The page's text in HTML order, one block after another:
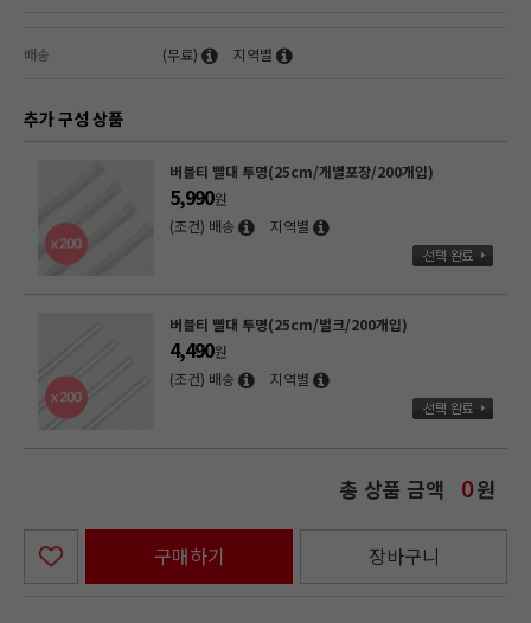
배송 (무료) 지역별
추가 구성 상품
버블티 빨대 투명(25cm/개별포장/200개입)
5,990원
(조건) 배송
지역별
버블티 빨대 투명(25cm/벌크/200개입)
4,490원
(조건) 배송
지역별
총 상품 금액 0원
구매하기 장바구니